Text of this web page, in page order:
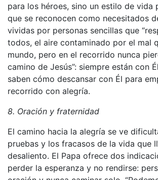
para los héroes, sino un estilo de vida
que se reconocen como necesitados
vividas por personas sencillas que
todos, el aire contaminado por el mal
mundo, pero en el recorrido nunca
camino de Jesús”: siempre están con
saben cómo descansar con Él para
recorrido con alegría.
8. Oración y fraternidad
El camino hacia la alegría se ve
pruebas y los fracasos de la vida que
desaliento. El Papa ofrece dos
perder la esperanza y no rendirse: